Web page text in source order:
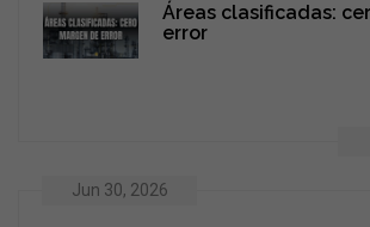
Áreas clasificadas:
error
Jun 30, 2026